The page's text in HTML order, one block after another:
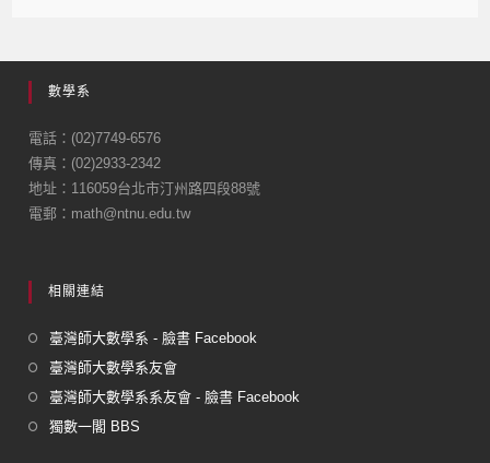
e
b
o
o
k
數學系
電話：(02)7749-6576
傳真：(02)2933-2342
地址：116059台北市汀州路四段88號
電郵：math@ntnu.edu.tw
相關連結
臺灣師大數學系 - 臉書 Facebook
臺灣師大數學系友會
臺灣師大數學系系友會 - 臉書 Facebook
獨數一閣 BBS